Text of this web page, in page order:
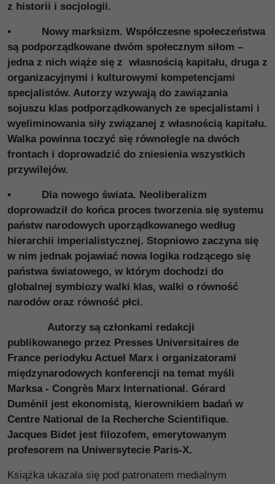
z historii i socjologii.
• Nowy marksizm. Współczesne społeczeństwa
są podporządkowane dwóm społecznym siłom –
jedna z nich wiąże się z własnością kapitału, druga z
organizacyjnymi i kulturowymi kompetencjami
specjalistów. Autorzy wzywają do zawiązania
sojuszu klas podporządkowanych ze specjalistami i
wyeliminowania siły związanej z własnością kapitału.
Walka powinna toczyć się równolegle na dwóch
frontach i doprowadzić do zniesienia wszystkich
przywilejów.
• Dla nowego świata. Neoliberalizm
doprowadził do końca proces tworzenia się systemu
państw narodowych uporządkowanego według
hierarchii imperialistycznej. Stopniowo zaczyna się
w nim jednak pojawiać nowa logika rodzącego się
państwa światowego, w którym dochodzi do
globalnej symbiozy walki klas, walki o równość
narodów oraz równość płci.
Autorzy są członkami redakcji
publikowanego przez Presses Universitaires de
France periodyku Actuel Marx i organizatorami
międzynarodowych konferencji na temat myśli
Marksa - Congrès Marx International. Gérard
Duménil jest ekonomistą, kierownikiem badań w
Centre National de la Recherche Scientifique.
Jacques Bidet jest filozofem, emerytowanym
profesorem na Uniwersytecie Paris-X.
Książka ukazała się pod patronatem medialnym